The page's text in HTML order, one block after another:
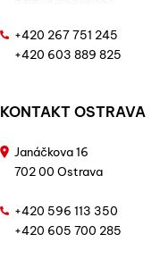
+420 267 751 245
+420 603 889 825
KONTAKT OSTRAVA
Janáčkova 16
702 00 Ostrava
+420 596 113 350
+420 605 700 285